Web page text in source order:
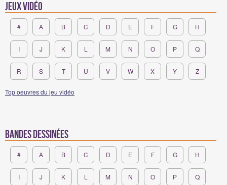
Jeux vidéo
# A B C D E F G H
I J K L M N O P Q
R S T U V W X Y Z
Top oeuvres du jeu vidéo
Bandes Dessinées
# A B C D E F G H
I J K L M N O P Q